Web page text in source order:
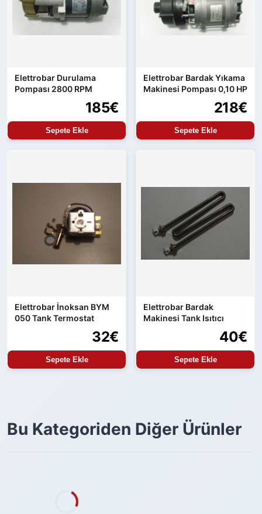
Elettrobar Durulama
Pompası 2800 RPM
185€
Sepete Ekle
Elettrobar Bardak Yıkama
Makinesi Pompası 0,10 HP
218€
Sepete Ekle
Elettrobar İnoksan BYM
050 Tank Termostat
32€
Sepete Ekle
Elettrobar Bardak
Makinesi Tank Isıtıcı
40€
Sepete Ekle
Bu Kategoriden Diğer Ürünler